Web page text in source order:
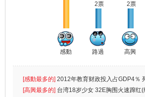
感動
2票
路過
2票
高興
[感動最多的] 2012年教育财政投入占GDP4％
出首位
[高興最多的] 台湾18岁少女 32E胸围火速蹿红(